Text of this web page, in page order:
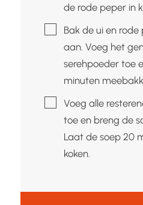
de rode peper in
▢Bak de ui en
aan. Voeg het
serehpoeder toe
minuten
▢Voeg alle
toe en breng de
Laat de soep 20
koken.